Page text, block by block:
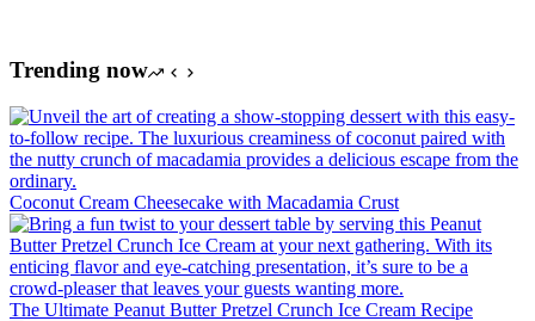
Trending now
Coconut Cream Cheesecake with Macadamia Crust
The Ultimate Peanut Butter Pretzel Crunch Ice Cream Recipe